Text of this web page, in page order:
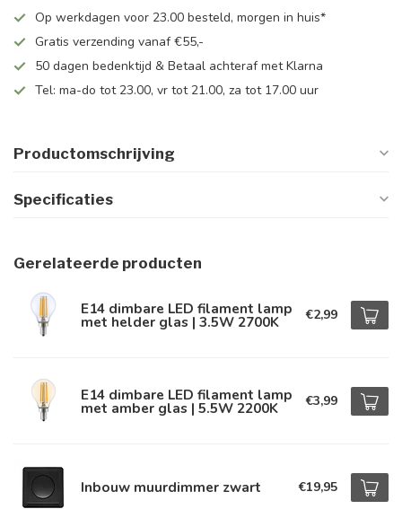
Op werkdagen voor 23.00 besteld, morgen in huis*
Gratis verzending vanaf €55,-
50 dagen bedenktijd & Betaal achteraf met Klarna
Tel: ma-do tot 23.00, vr tot 21.00, za tot 17.00 uur
Productomschrijving
Specificaties
Gerelateerde producten
E14 dimbare LED filament lamp
met helder glas | 3.5W 2700K €2,99
E14 dimbare LED filament lamp
met amber glas | 5.5W 2200K €3,99
Inbouw muurdimmer zwart €19,95